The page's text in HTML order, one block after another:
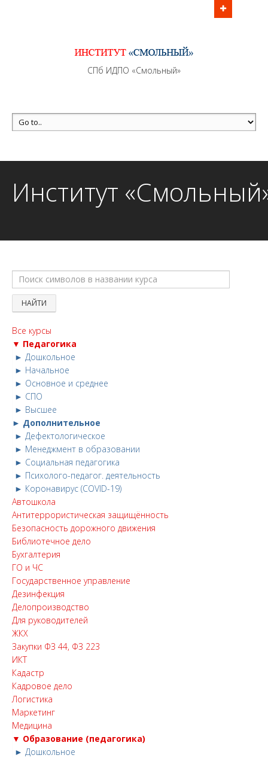
перерывов в рабочие дни с 9:00 до 21:00 МСК
MAX +7 (981) 190-30-30
mail@institutsmolnyj.ru
СПб ИДПО «Смольный»
Институт
Все курсы
▼ Педагогика
► Дошкольное
► Начальное
► Основное и среднее
► СПО
► Высшее
► Дополнительное
► Дефектологическое
► Менеджмент в образовании
► Социальная педагогика
► Психолого-педагог. деятельность
► Коронавирус (COVID-19)
Автошкола
Антитеррористическая защищённость
Безопасность дорожного движения
Библиотечное дело
Бухгалтерия
ГО и ЧС
Государственное управление
Дезинфекция
Делопроизводство
Для руководителей
ЖКХ
Закупки ФЗ 44, ФЗ 223
ИКТ
Кадастр
Кадровое дело
Логистика
Маркетинг
Медицина
▼ Образование (педагогика)
► Дошкольное